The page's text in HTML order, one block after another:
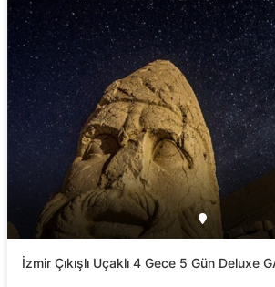
İzmir Çıkışlı Uçaklı 4 Gece 5 Gün Deluxe